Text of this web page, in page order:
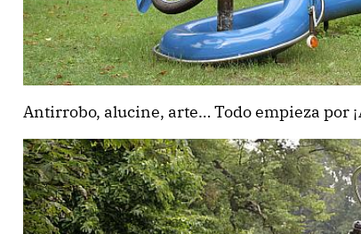
Antirrobo, alucine, arte… Todo empieza por